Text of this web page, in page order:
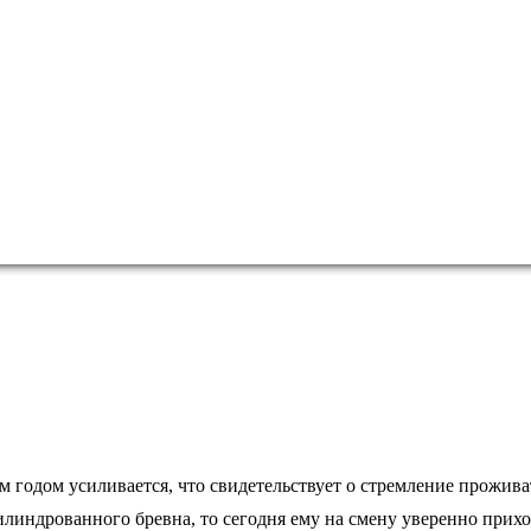
усиливается, что свидетельствует о стремление
бревна, то сегодня ему на смену уверенно